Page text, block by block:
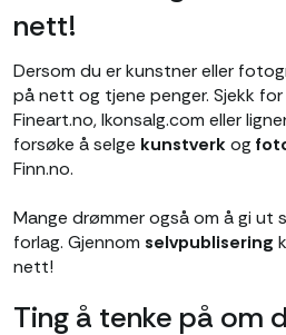
nett!
Dersom du er kunstner eller
på nett og tjene penger. Sjekk
Fineart.no, Ikonsalg.com eller
forsøke å selge kunstverk og
Finn.no.
Mange drømmer også om å gi ut
forlag. Gjennom selvpublisering
nett!
Ting å tenke på om